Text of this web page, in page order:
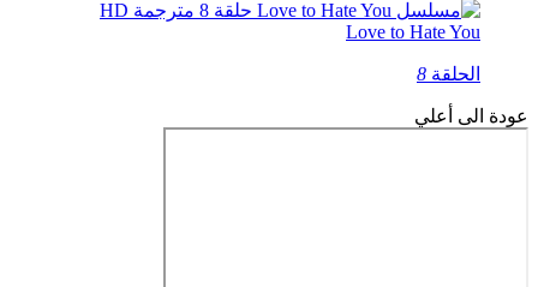
Love to Hate You
الحلقة 8
عودة الى أعلي